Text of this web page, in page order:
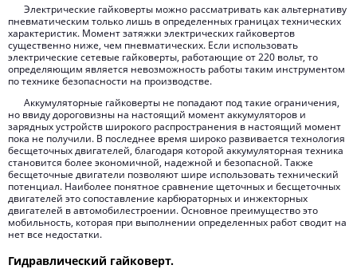
Электрические гайковерты можно рассматривать как альтернативу
пневматическим только лишь в определенных границах технических
характеристик. Момент затяжки электрических гайковертов
существенно ниже, чем пневматических. Если использовать
электрические сетевые гайковерты, работающие от 220 вольт, то
определяющим является невозможность работы таким инструментом
по технике безопасности на производстве.
Аккумуляторные гайковерты не попадают под такие ограничения,
но ввиду дороговизны на настоящий момент аккумуляторов и
зарядных устройств широкого распространения в настоящий момент
пока не получили. В последнее время широко развивается технология
бесщеточных двигателей, благодаря которой аккумуляторная техника
становится более экономичной, надежной и безопасной. Также
бесщеточные двигатели позволяют шире использовать технический
потенциал. Наиболее понятное сравнение щеточных и бесщеточных
двигателей это сопоставление карбюраторных и инжекторных
двигателей в автомобилестроении. Основное преимущество это
мобильность, которая при выполнении определенных работ сводит на
нет все недостатки.
Гидравлический гайковерт.